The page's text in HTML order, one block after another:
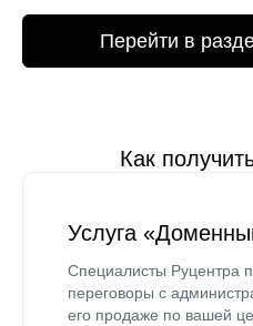
Перейти в
Как
Услуга
Специалисты Руцентра
переговоры с
его продаже по вашей